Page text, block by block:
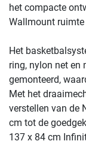
het compacte
Wallmount
Het
ring, nylon net en
gemonteerd,
Met het
verstellen van de
cm tot de
137 x 84 cm